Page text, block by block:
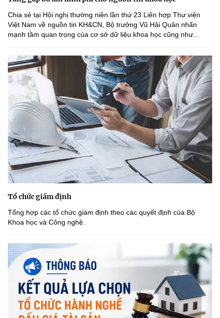
Chia sẻ tại Hội nghị thường niên lần thứ 23 Liên hợp Thư viện
Việt Nam về nguồn tin KH&CN, Bộ trưởng Vũ Hải Quân nhấn
mạnh tầm quan trọng của cơ sở dữ liệu khoa học cũng như...
Tổ chức giám định
Tổng hợp các tổ chức giám định theo các quyết định của Bộ
Khoa học và Công nghệ.